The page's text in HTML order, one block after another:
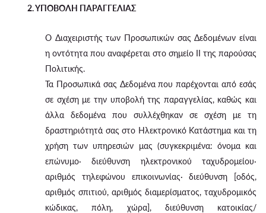
2. ΥΠΟΒΟΛΗ ΠΑΡΑΓΓΕΛΙΑΣ
Ο Διαχειριστής των Προσωπικών σας Δεδομένων είναι
η οντότητα που αναφέρεται στο σημείο II της παρούσας
Πολιτικής.
Τα Προσωπικά σας Δεδομένα που παρέχονται από εσάς
σε σχέση με την υποβολή της παραγγελίας, καθώς και
άλλα δεδομένα που συλλέχθηκαν σε σχέση με τη
δραστηριότητά σας στο Ηλεκτρονικό Κατάστημα και τη
χρήση των υπηρεσιών μας (συγκεκριμένα: όνομα και
επώνυμο· διεύθυνση ηλεκτρονικού ταχυδρομείου·
αριθμός τηλεφώνου επικοινωνίας· διεύθυνση [οδός,
αριθμός σπιτιού, αριθμός διαμερίσματος, ταχυδρομικός
κώδικας, πόλη, χώρα], διεύθυνση κατοικίας/